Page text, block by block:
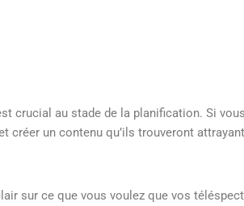
crucial au stade de la planification. Si
créer un contenu qu’ils trouveront
sur ce que vous voulez que vos